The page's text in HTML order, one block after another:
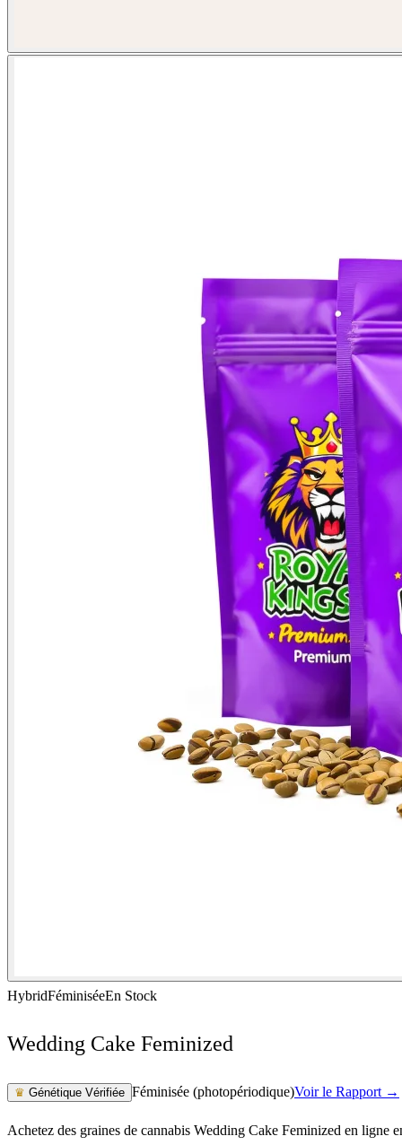
HybridFéminiséeEn Stock
Wedding Cake Feminized
♛ Génétique Vérifiée Féminisée (photopériodique)Voir le Rapport →
Achetez des graines de cannabis Wedding Cake Feminized en ligne